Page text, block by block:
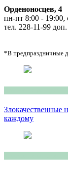
Орденоносцев, 4
пн-пт 8:00 - 19:00,
тел. 228-11-99
*В предпраздничные
Злокачественные
каждому